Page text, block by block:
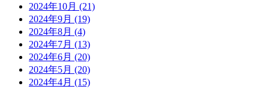
2024年10月 (21)
2024年9月 (19)
2024年8月 (4)
2024年7月 (13)
2024年6月 (20)
2024年5月 (20)
2024年4月 (15)